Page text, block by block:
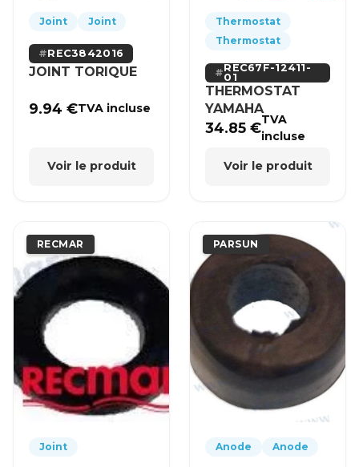
Joint Joint
REC3842016
JOINT TORIQUE
9.94€TVA incluse
Voir le produit
Thermostat
Thermostat
REC67F-12411-
01
THERMOSTAT
YAMAHA
34.85€TVA
incluse
Voir le produit
RECMAR
Joint
PARSUN
Anode Anode